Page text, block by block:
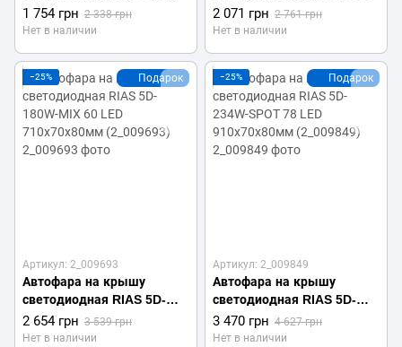
126W-SPOT 42 LED
500х70х80мм (2_009805)
1 754 грн 2 338 грн
Нет в наличии
144W-SPOT 48 LED
570х70х80мм (2_009671)
2 071 грн 2 761 грн
Нет в наличии
Подарок
−25%
Артикул: 2_009693
Автофара на крышу
светодиодная RIAS 5D-
180W-MIX 60 LED
710х70х80мм (2_009693)
2 654 грн 3 539 грн
Нет в наличии
Подарок
−25%
Артикул: 2_009849
Автофара на крышу
светодиодная RIAS 5D-
234W-SPOT 78 LED
910х70х80мм (2_009849)
3 470 грн 4 627 грн
Нет в наличии